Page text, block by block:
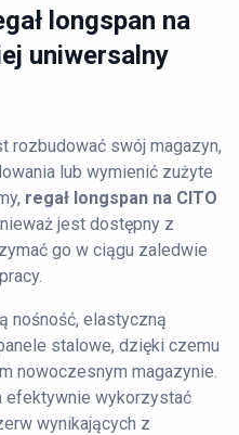
longspan na
uniwersalny
rozbudować swój magazyn,
lub wymienić zużyte
regał longspan na CITO
jest dostępny z
go w ciągu zaledwie
nośność, elastyczną
stalowe, dzięki czemu
nowoczesnym magazynie.
efektywnie wykorzystać
wynikających z